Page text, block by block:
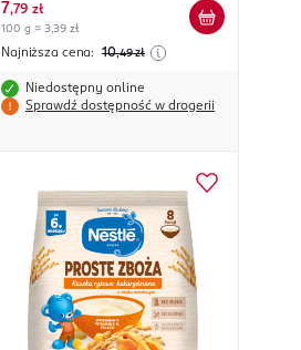
7,79 zł
100 g = 3,39 zł
Najniższa cena: 10,49 zł
Niedostępny online
Sprawdź dostępność w drogerii